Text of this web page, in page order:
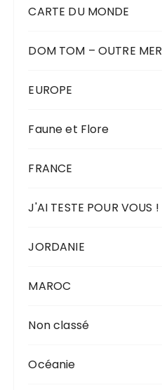
CARTE DU MONDE
DOM TOM – OUTRE MER
EUROPE
Faune et Flore
FRANCE
J'AI TESTE POUR VOUS !
JORDANIE
MAROC
Non classé
Océanie